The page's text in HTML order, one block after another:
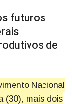
futuros
de
Nacional
(30), mais dois